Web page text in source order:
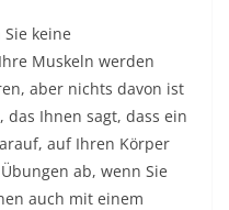
keine
Muskeln werden
aber nichts davon ist
das Ihnen sagt, dass ein
auf Ihren Körper
ab, wenn Sie
auch mit einem